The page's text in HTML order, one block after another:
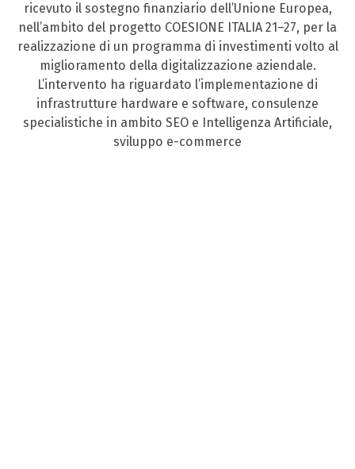
ricevuto il sostegno finanziario dell’Unione Europea,
nell’ambito del progetto COESIONE ITALIA 21–27, per la
realizzazione di un programma di investimenti volto al
miglioramento della digitalizzazione aziendale.
L’intervento ha riguardato l’implementazione di
infrastrutture hardware e software, consulenze
specialistiche in ambito SEO e Intelligenza Artificiale,
sviluppo e-commerce